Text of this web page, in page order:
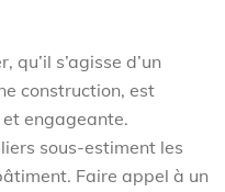
s’agisse d’un
construction, est
engageante.
sous-estiment les
Faire appel à un